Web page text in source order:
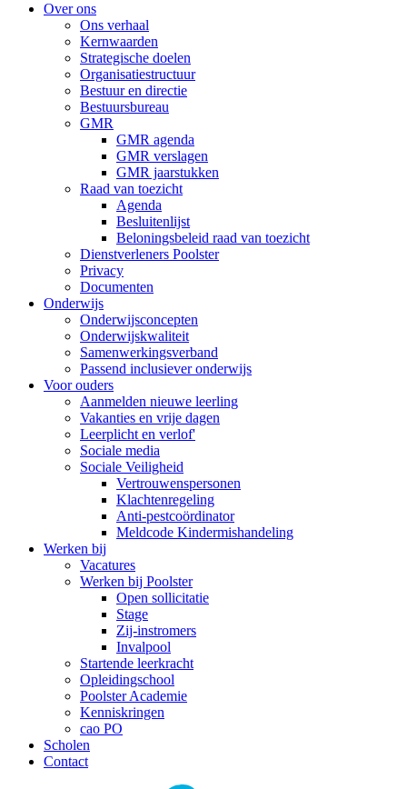
Over ons
Ons verhaal
Kernwaarden
Strategische doelen
Organisatiestructuur
Bestuur en directie
Bestuursbureau
GMR
GMR agenda
GMR verslagen
GMR jaarstukken
Raad van toezicht
Agenda
Besluitenlijst
Beloningsbeleid raad van toezicht
Dienstverleners Poolster
Privacy
Documenten
Onderwijs
Onderwijsconcepten
Onderwijskwaliteit
Samenwerkingsverband
Passend inclusiever onderwijs
Voor ouders
Aanmelden nieuwe leerling
Vakanties en vrije dagen
Leerplicht en verlof'
Sociale media
Sociale Veiligheid
Vertrouwenspersonen
Klachtenregeling
Anti-pestcoördinator
Meldcode Kindermishandeling
Werken bij
Vacatures
Werken bij Poolster
Open sollicitatie
Stage
Zij-instromers
Invalpool
Startende leerkracht
Opleidingschool
Poolster Academie
Kenniskringen
cao PO
Scholen
Contact